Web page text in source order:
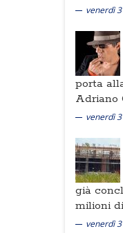
venerdì
porta
Adriano
venerdì
già
milioni
venerdì